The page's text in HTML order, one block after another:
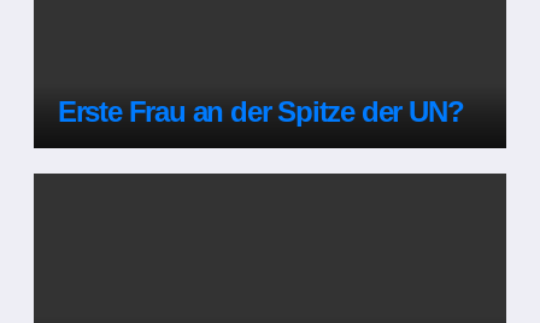
Erste Frau an der Spitze der UN?